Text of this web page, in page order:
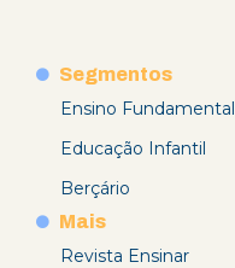
Segmentos
Ensino Fundamental
Educação Infantil
Berçário
Mais
Revista Ensinar